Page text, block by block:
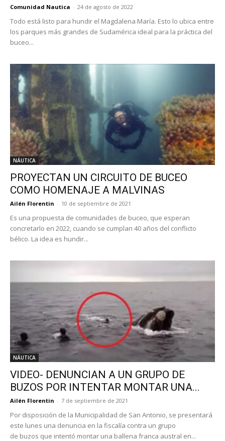
Comunidad Nautica - 24 de agosto de 2022
Todo está listo para hundir el Magdalena María. Esto lo ubica entre
los parques más grandes de Sudamérica ideal para la práctica del
buceo...
NÁUTICA
PROYECTAN UN CIRCUITO DE BUCEO
COMO HOMENAJE A MALVINAS
Ailén Florentin - 10 de septiembre de 2021
Es una propuesta de comunidades de buceo, que esperan
concretarlo en 2022, cuando se cumplan 40 años del conflicto
bélico. La idea es hundir...
NÁUTICA
VIDEO- DENUNCIAN A UN GRUPO DE
BUZOS POR INTENTAR MONTAR UNA...
Ailén Florentin - 7 de septiembre de 2021
Por disposición de la Municipalidad de San Antonio, se presentará
este lunes una denuncia en la fiscalía contra un grupo
de buzos que intentó montar una ballena franca austral en...